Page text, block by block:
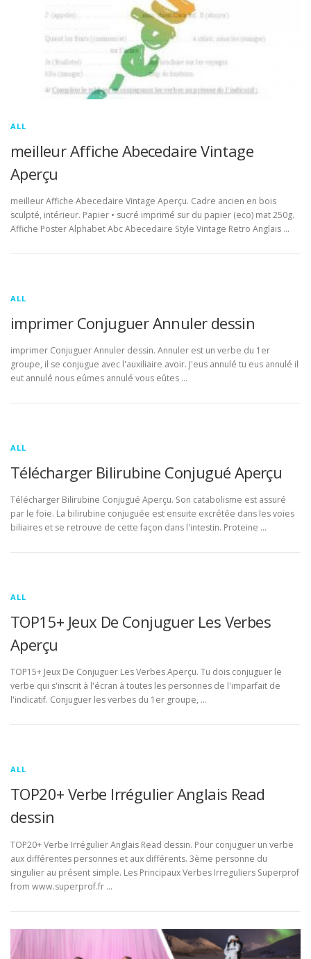
ALL
meilleur Affiche Abecedaire Vintage
Aperçu
meilleur Affiche Abecedaire Vintage Aperçu. Cadre ancien en bois
sculpté, intérieur. Papier • sucré imprimé sur du papier (eco) mat 250g.
Affiche Poster Alphabet Abc Abecedaire Style Vintage Retro Anglais …
ALL
imprimer Conjuguer Annuler dessin
imprimer Conjuguer Annuler dessin. Annuler est un verbe du 1er
groupe, il se conjugue avec l'auxiliaire avoir. J'eus annulé tu eus annulé il
eut annulé nous eûmes annulé vous eûtes …
ALL
Télécharger Bilirubine Conjugué Aperçu
Télécharger Bilirubine Conjugué Aperçu. Son catabolisme est assuré
par le foie. La bilirubine conjuguée est ensuite excrétée dans les voies
biliaires et se retrouve de cette façon dans l'intestin. Proteine …
ALL
TOP15+ Jeux De Conjuguer Les Verbes
Aperçu
TOP15+ Jeux De Conjuguer Les Verbes Aperçu. Tu dois conjuguer le
verbe qui s'inscrit à l'écran à toutes les personnes de l'imparfait de
l'indicatif. Conjuguer les verbes du 1er groupe, …
ALL
TOP20+ Verbe Irrégulier Anglais Read
dessin
TOP20+ Verbe Irrégulier Anglais Read dessin. Pour conjuguer un verbe
aux différentes personnes et aux différents. 3ème personne du
singulier au présent simple. Les Principaux Verbes Irreguliers Superprof
from www.superprof.fr …